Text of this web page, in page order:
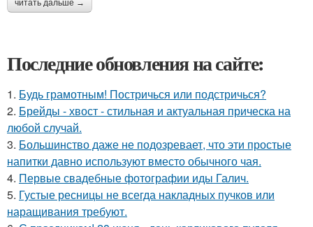
читать дальше →
Последние обновления на сайте:
1. Будь грамотным! Постричься или подстричься?
2. Брейды - хвост - стильная и актуальная прическа на
любой случай.
3. Большинство даже не подозревает, что эти простые
напитки давно используют вместо обычного чая.
4. Первые свадебные фотографии иды Галич.
5. Густые ресницы не всегда накладных пучков или
наращивания требуют.